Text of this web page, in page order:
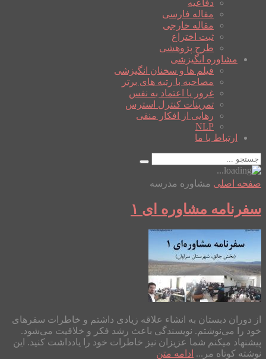
دفاعیه
مقاله فارسی
مقاله خارجی
ثبت اختراع
طرح پژوهشی
مشاوره انگیزشی
فیلم ها و سخنان انگیزشی
مصاحبه با رتبه های برتر
غرور یا اعتماد به نفس
تمرینات کنترل استرس
رهایی از افکار منفی
NLP
ارتباط با ما
صفحه اصلی مشاوره مدرسه
سفرنامه مشاوره ای ۱
از دوران دبستان به انشاء علاقه زیادی داشتم و خاطرات سفرهای
خود را می‌نوشتم. نویسندگی باعث رشد فکر و خلاقیت می‌شود.
پیشنهاد میکنم شما عزیزان نیز خاطرات خود را یادداشت کنید. این
نوشته کوتاه مر... ادامه متن